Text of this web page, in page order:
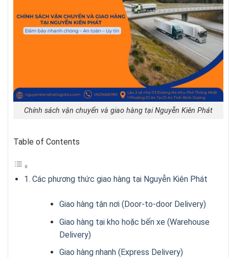
Chính sách vận chuyển và giao hàng tại Nguyễn Kiên Phát
Table of Contents
1. Các phương thức giao hàng tại Nguyễn Kiên Phát
Giao hàng tận nơi (Door-to-door Delivery)
Giao hàng tại kho hoặc bến xe (Warehouse
Delivery)
Giao hàng nhanh (Express Delivery)